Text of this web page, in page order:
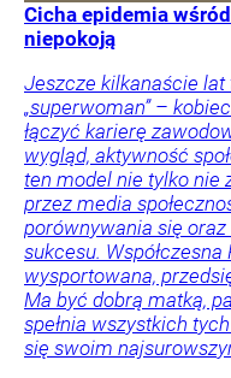
Cicha epidemia
niepokoją
Jeszcze kilkanaście lat
„superwoman” –
łączyć karierę
wygląd, aktywność
ten model nie tylko nie
przez media
porównywania się
sukcesu.
wysportowana,
Ma być dobrą matką,
spełnia wszystkich
się swoim